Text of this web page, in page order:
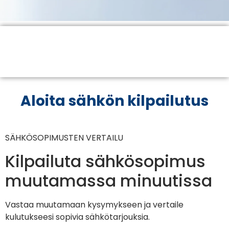
Aloita sähkön kilpailutus
SÄHKÖSOPIMUSTEN VERTAILU
Kilpailuta sähkösopimus
muutamassa minuutissa
Vastaa muutamaan kysymykseen ja vertaile
kulutukseesi sopivia sähkötarjouksia.